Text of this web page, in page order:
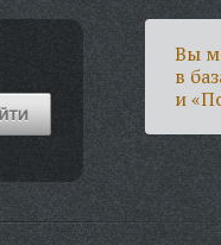
Вы
в
и